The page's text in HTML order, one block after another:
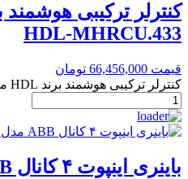
HDL-MHRCU.433
قیمت 66,456,000 تومان
کنترلر ترکیبی هوشمند برند HDL مدل HDL-MHRCU.433 عدد
باینری اینپوت ۴ کانال ABB مدل US-US4.2